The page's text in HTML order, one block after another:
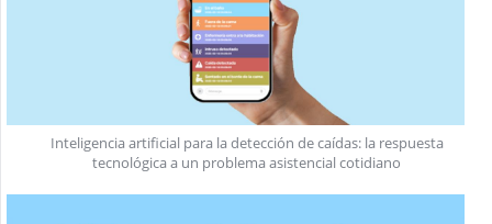
Inteligencia artificial para la detección de caídas: la respuesta
tecnológica a un problema asistencial cotidiano